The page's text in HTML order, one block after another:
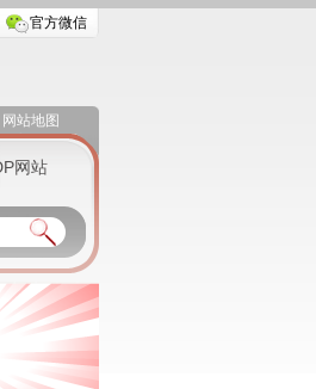
官方微信
网站地图
网站